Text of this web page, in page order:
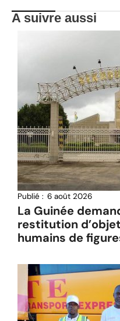
A suivre aussi
Publié : 6 août 2026
La Guinée
restitution
humains de